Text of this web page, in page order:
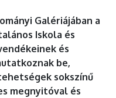
Galériájában a
Iskola és
és
be,
sokszínű
megnyitóval és